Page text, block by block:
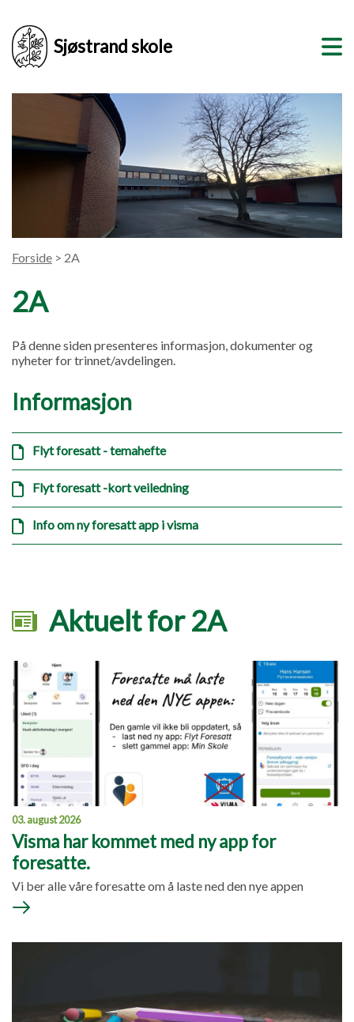
Sjøstrand skole
Forside > 2A
2A
På denne siden presenteres informasjon, dokumenter og
nyheter for trinnet/avdelingen.
Informasjon
Flyt foresatt - temahefte
Flyt foresatt -kort veiledning
Info om ny foresatt app i visma
Aktuelt for 2A
03. august 2026
Visma har kommet med ny app for
foresatte.
Vi ber alle våre foresatte om å laste ned den nye appen